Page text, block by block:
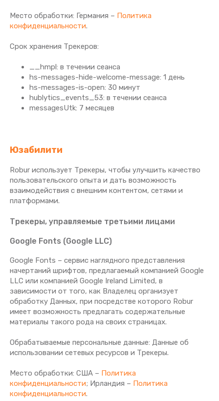
Место обработки: Германия – Политика
конфиденциальности.
Срок хранения Tрекеров:
__hmpl: в течении сеанса
hs-messages-hide-welcome-message: 1 день
hs-messages-is-open: 30 минут
hublytics_events_53: в течении сеанса
messagesUtk: 7 месяцев
Юзабилити
Robur использует Трекеры, чтобы улучшить качество
пользовательского опыта и дать возможность
взаимодействия с внешним контентом, сетями и
платформами.
Трекеры, управляемые третьими лицами
Google Fonts (Google LLC)
Google Fonts – сервис наглядного представления
начертаний шрифтов, предлагаемый компанией Google
LLC или компанией Google Ireland Limited, в
зависимости от того, как Владелец организует
обработку Данных, при посредстве которого Robur
имеет возможность предлагать содержательные
материалы такого рода на своих страницах.
Обрабатываемые персональные данные: Данные об
использовании сетевых ресурсов и Трекеры.
Место обработки: США – Политика
конфиденциальности; Ирландия – Политика
конфиденциальности.